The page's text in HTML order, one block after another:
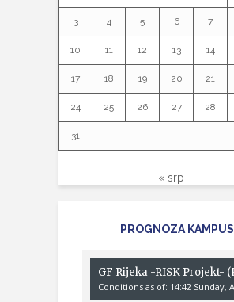
3 4 5 6 7
10 11 12 13 14
17 18 19 20 21
24 25 26 27 28
31
« srp
PROGNOZA KAMPUS